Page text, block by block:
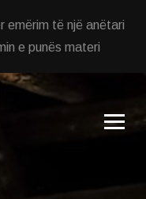
emërim të një anëtari
e punës materi